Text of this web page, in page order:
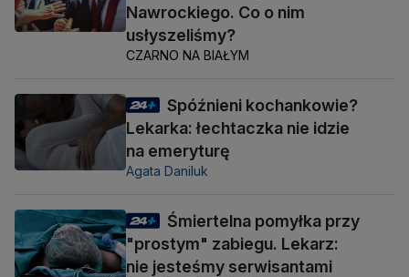
Nawrockiego. Co o nim
usłyszeliśmy?
CZARNO NA BIAŁYM
Spóźnieni kochankowie?
Lekarka: łechtaczka nie idzie
na emeryturę
Agata Daniluk
Śmiertelna pomyłka przy
"prostym" zabiegu. Lekarz:
nie jesteśmy serwisantami